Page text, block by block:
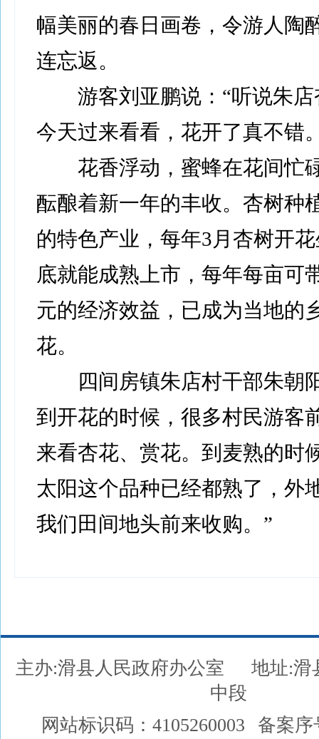
幅美丽的春日画卷，令游人陶
连忘返。
游客刘亚鹏说：“听说朱店
今天过来看看，花开了真不错
花香浮动，蜜蜂在花间忙
酝酿着新一年的丰收。杏树种
的特色产业，每年3月杏树开
底就能成熟上市，每年每亩可
元的经济效益，已成为当地的
花。
四间房镇朱店村干部朱朝
到开花的时候，很多村民游客
来看杏花、赏花。到麦熟的时
太阳这个品种已经都熟了，外
我们田间地头前来收购。”
主办:滑县人民政府办公室
地址:滑
中段
网站标识码：4105260003
备案序